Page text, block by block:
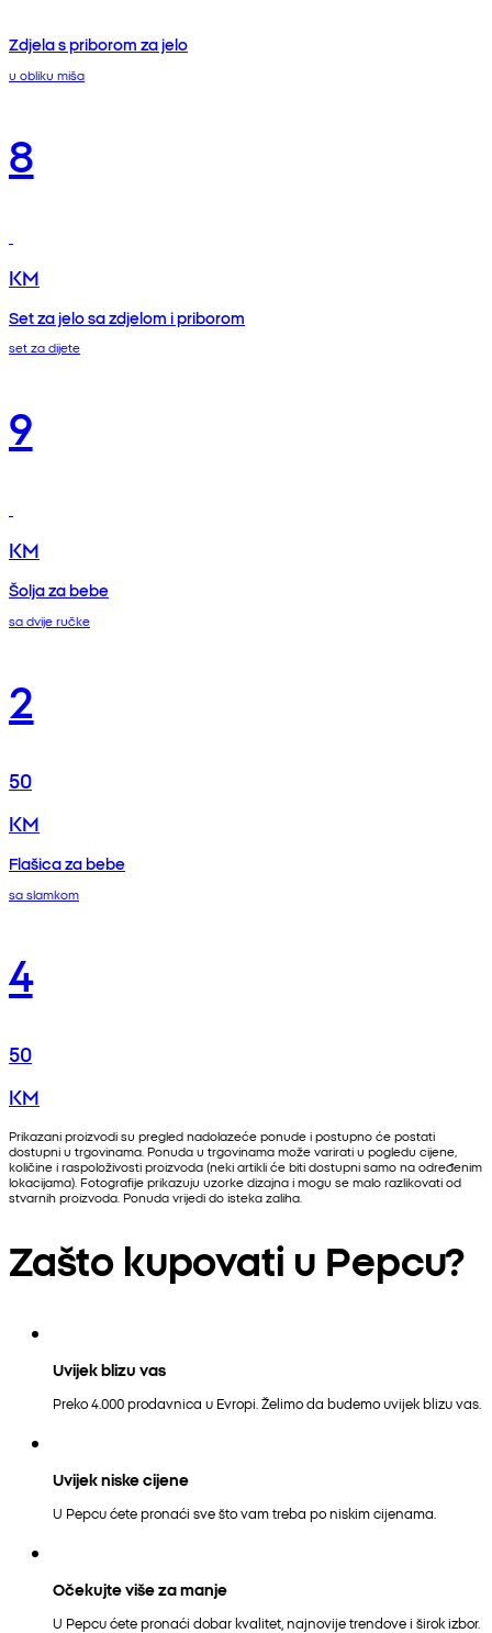
Zdjela s priborom za jelo
u obliku miša
8
KM
Set za jelo sa zdjelom i priborom
set za dijete
9
KM
Šolja za bebe
sa dvije ručke
2
50
KM
Flašica za bebe
sa slamkom
4
50
KM
Prikazani proizvodi su pregled nadolazeće ponude i postupno će postati
dostupni u trgovinama. Ponuda u trgovinama može varirati u pogledu cijene,
količine i raspoloživosti proizvoda (neki artikli će biti dostupni samo na određenim
lokacijama). Fotografije prikazuju uzorke dizajna i mogu se malo razlikovati od
stvarnih proizvoda. Ponuda vrijedi do isteka zaliha.
Zašto kupovati u Pepcu?
Uvijek blizu vas
Preko 4.000 prodavnica u Evropi. Želimo da budemo uvijek blizu vas.
Uvijek niske cijene
U Pepcu ćete pronaći sve što vam treba po niskim cijenama.
Očekujte više za manje
U Pepcu ćete pronaći dobar kvalitet, najnovije trendove i širok izbor.